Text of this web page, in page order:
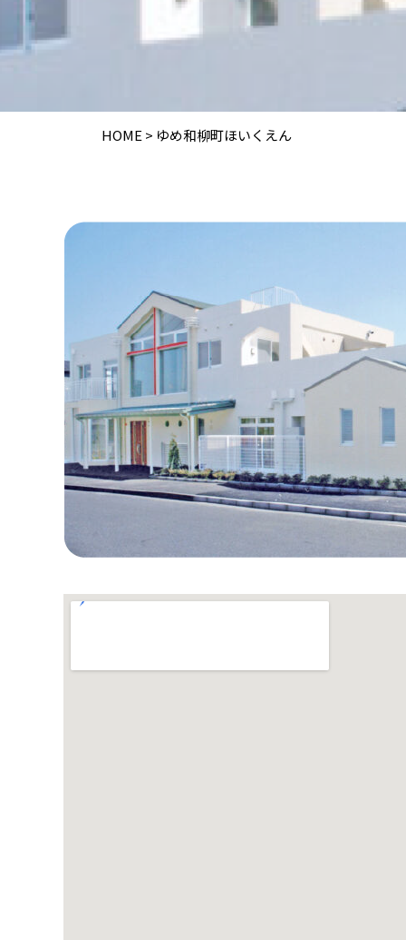
HOME > ゆめ和柳町ほいくえん